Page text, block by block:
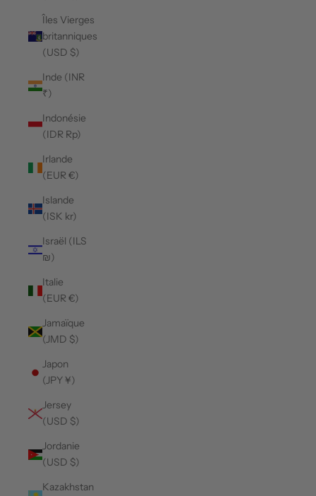
Îles Vierges
britanniques
(USD $)
Inde (INR
₹)
Indonésie
(IDR Rp)
Irlande
(EUR €)
Islande
(ISK kr)
Israël (ILS
₪)
Italie
(EUR €)
Jamaïque
(JMD $)
Japon
(JPY ¥)
Jersey
(USD $)
Jordanie
(USD $)
Kazakhstan